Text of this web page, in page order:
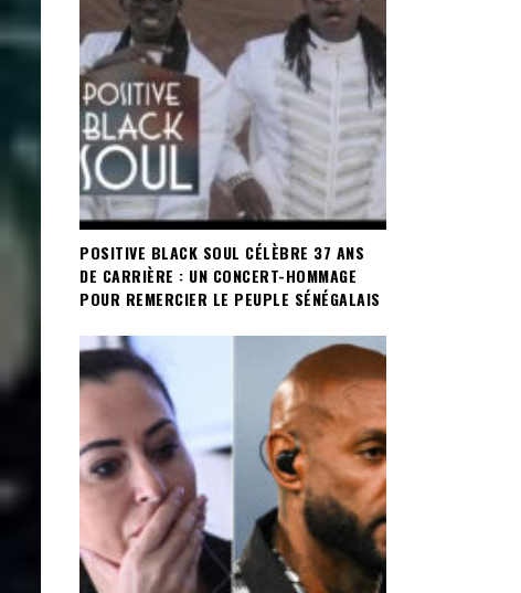
POSITIVE BLACK SOUL CÉLÈBRE 37 ANS
DE CARRIÈRE : UN CONCERT-HOMMAGE
POUR REMERCIER LE PEUPLE SÉNÉGALAIS